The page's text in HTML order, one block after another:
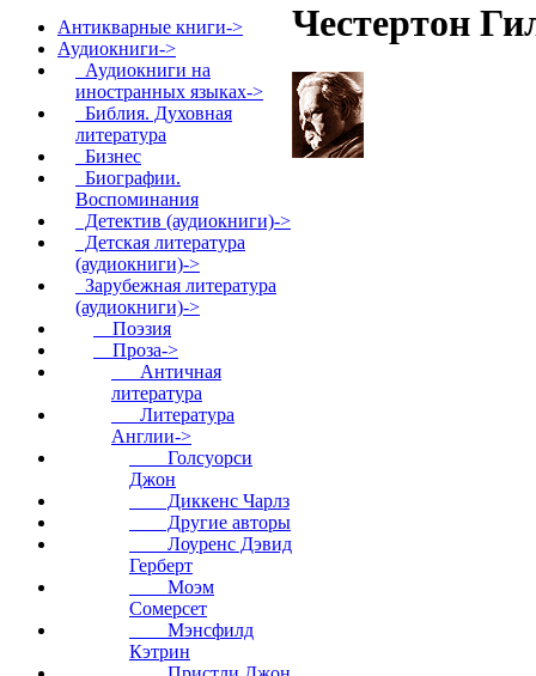
Антикварные книги->
Аудиокниги->
Аудиокниги на
иностранных языках->
Библия. Духовная
литература
Бизнес
Биографии.
Воспоминания
Детектив (аудиокниги)->
Детская литература
(аудиокниги)->
Зарубежная литература
(аудиокниги)->
Поэзия
Проза->
Античная
литература
Литература
Англии->
Голсуорси
Джон
Диккенс Чарлз
Другие авторы
Лоуренс Дэвид
Герберт
Моэм
Сомерсет
Мэнсфилд
Кэтрин
Честертон